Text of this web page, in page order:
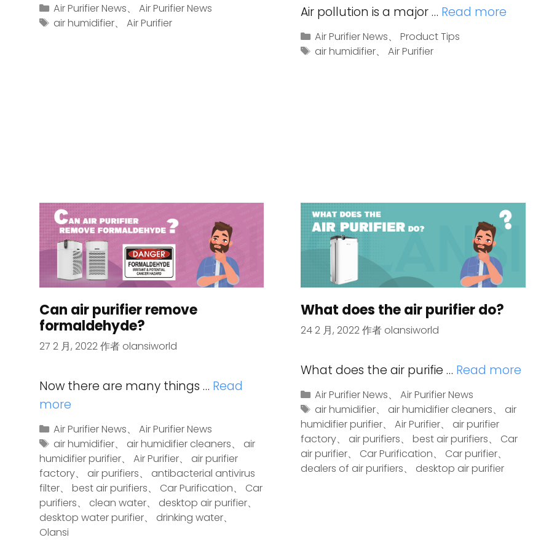
Air Purifier News、 Air Purifier News
air humidifier、 Air Purifier
Air pollution is a major … Read more
Air Purifier News、Product Tips
air humidifier、Air Purifier
Can air purifier remove
formaldehyde?
27 2 月, 2022作者 olansiworld
Now there are many things … Read
more
Air Purifier News、 Air Purifier News
air humidifier、 air humidifier cleaners、 air
humidifier purifier、 Air Purifier、 air purifier
factory、 air purifiers、 antibacterial antivirus
filter、 best air purifiers、 Car Purification、 Car
purifiers、 clean water、 desktop air purifier、
desktop water purifier、 drinking water、
Olansi
What does the air purifier do?
24 2 月, 2022作者 olansiworld
What does the air purifie … Read more
Air Purifier News、Air Purifier News
air humidifier、 air humidifier cleaners、 air
humidifier purifier、Air Purifier、 air purifier
factory、 air purifiers、best air purifiers、 Car
air purifier、 Car Purification、 Car purifier、
dealers of air purifiers、 desktop air purifier